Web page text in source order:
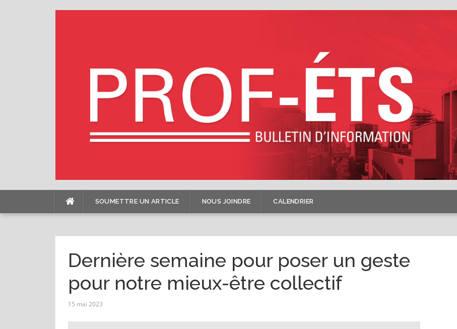
SOUMETTRE UN ARTICLE NOUS JOINDRE CALENDRIER
Dernière semaine pour poser un geste
pour notre mieux-être collectif
15 mai 2023